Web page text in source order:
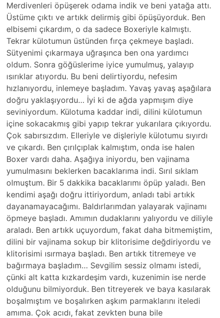
Merdivenleri öpüşerek odama indik ve beni yatağa attı.
Üstüme çıktı ve artıkk delirmiş gibi öpüşüyorduk. Ben
elbisemi çıkardım, o da sadece Boxeriyle kalmıştı.
Tekrar külotumun üstünden fırça çekmeye başladı.
Sütyenimi çıkarmaya uğraşınca ben ona yardımcı
oldum. Sonra göğüslerime iyice yumulmuş, yalayıp
ısırıklar atıyordu. Bu beni delirtiyordu, nefesim
hızlanıyordu, inlemeye başladım. Yavaş yavaş aşağılara
doğru yaklaşıyordu… İyi ki de ağda yapmışım diye
seviniyordum. Külotuma kaddar indi, dilini külotumun
içine sokacakmış gibi yapıp tekrar yukarılara çıkıyordu.
Çok sabırsızdım. Elleriyle ve dişleriyle külotumu sıyırdı
ve çıkardı. Ben çırılçıplak kalmıştım, onda ise halen
Boxer vardı daha. Aşağıya iniyordu, ben vajinama
yumulmasını beklerken bacaklarıma indi. Sırıl sıklam
olmuştum. Bir 5 dakkika bacaklarımı öpüp yaladı. Ben
kendimi aşağı doğru ittiriyordum, anladı tabi artıkk
dayanamayacağımı. Baldırlarımdan yalayarak vajinamı
öpmeye başladı. Amımın dudaklarını yalıyordu ve diliyle
araladı. Ben artıkk uçuyordum, fakat daha bitmemiştim,
dilini bir vajinama sokup bir klitorisime değdiriyordu ve
klitorisimi ısırmaya başladı. Ben artıkk titremeye ve
bağırmaya başladım… Sevgilim sessiz olmamı istedi,
çünki alt katta kızkardeşim vardı, kuzenimin ise nerde
olduğunu bilmiyorduk. Ben titreyerek ve baya kasılarak
boşalmıştım ve boşalırken aşkım parmaklarını iteledi
amıma. Çok acıdı, fakat zevkten buna bile